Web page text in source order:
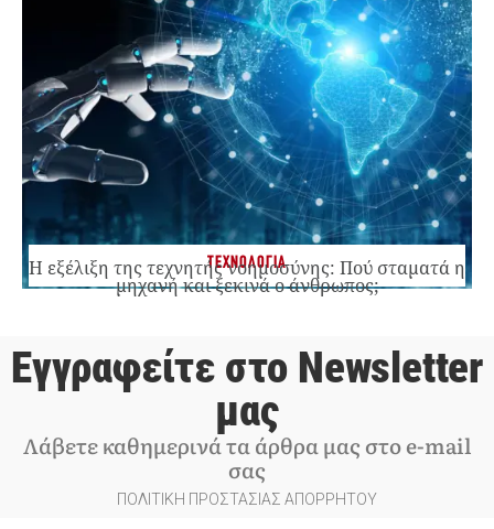
ΤΕΧΝΟΛΟΓΙΑ
Η εξέλιξη της τεχνητής νοημοσύνης: Πού σταματά η
μηχανή και ξεκινά ο άνθρωπος;
Εγγραφείτε στο Newsletter
μας
Λάβετε καθημερινά τα άρθρα μας στο e-mail
σας
ΠΟΛΙΤΙΚΗ ΠΡΟΣΤΑΣΙΑΣ ΑΠΟΡΡΗΤΟΥ